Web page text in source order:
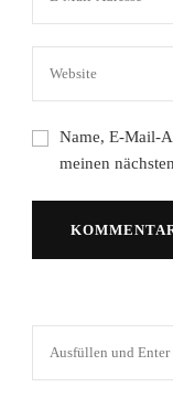
Name, E-Mail-
meinen